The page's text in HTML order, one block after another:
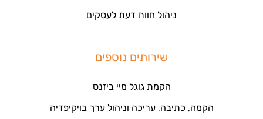
ניהול חוות דעת לעסקים
שירותים נוספים
הקמת גוגל מיי ביזנס
הקמה, כתיבה, עריכה וניהול ערך בויקיפדיה